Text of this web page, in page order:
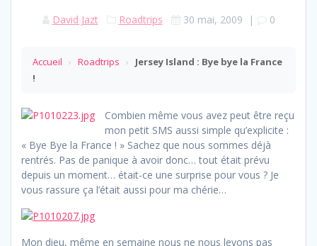
David Jazt Roadtrips 30 mai, 2009 | 0
Accueil › Roadtrips ›
Jersey Island : Bye bye la France
!
Combien même vous avez peut être reçu
mon petit SMS aussi simple qu’explicite :
« Bye Bye la France ! » Sachez que nous sommes déjà
rentrés. Pas de panique à avoir donc… tout était prévu
depuis un moment… était-ce une surprise pour vous ? Je
vous rassure ça l’était aussi pour ma chérie…
Mon dieu, même en semaine nous ne nous levons pas